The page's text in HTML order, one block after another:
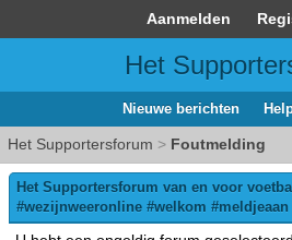
Aanmelden
Het
Nieuwe berichten
Het Supportersforum > Foutmelding
Het Supportersforum van en voor
#wezijnweeronline #welkom #meldjeaan